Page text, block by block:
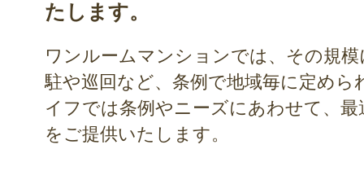
たします。
ワンルームマンションでは、その規
駐や巡回など、条例で地域毎に定め
イフでは条例やニーズにあわせて、
をご提供いたします。